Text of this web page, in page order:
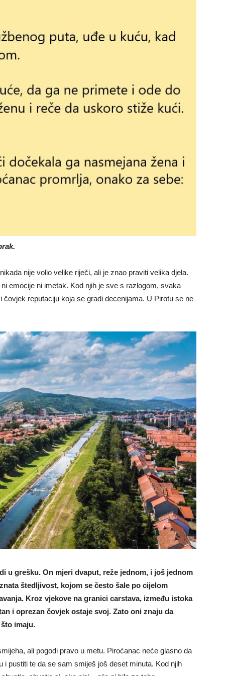
nije volio velike riječi, ali je znao praviti velika djela.
emocije ni imetak. Kod njih je sve s razlogom, svaka
reputaciju koja se gradi decenijama. U Pirotu se ne
u grešku. On mjeri dvaput, reže jednom, i još jednom
štedljivost, kojom se često šale po cijelom
Kroz vjekove na granici carstava, između istoka
i oprezan čovjek ostaje svoj. Zato oni znaju da
imaju.
ali pogodi pravo u metu. Piroćanac neće glasno da
i pustiti te da se sam smiješ još deset minuta. Kod njih